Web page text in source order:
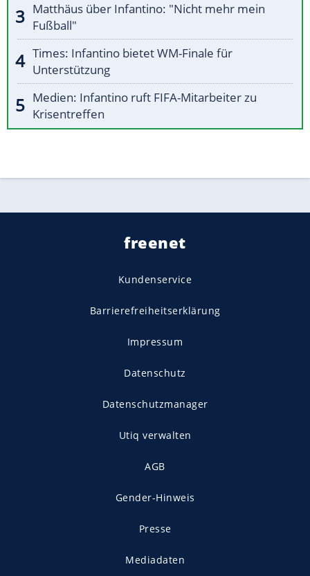
Matthäus über Infantino: "Nicht mehr mein
Fußball"
Times: Infantino bietet WM-Finale für
Unterstützung
Medien: Infantino ruft FIFA-Mitarbeiter zu
Krisentreffen
freenet
Kundenservice
Barrierefreiheitserklärung
Impressum
Datenschutz
Datenschutzmanager
Utiq verwalten
AGB
Gender-Hinweis
Presse
Mediadaten